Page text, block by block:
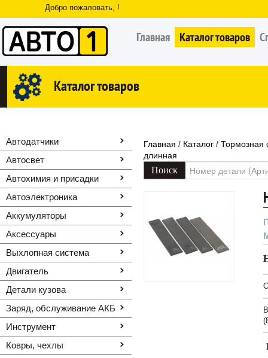
Добро пожаловать, !
Главная Каталог товаров
Каталог товаров
Автодатчики
Автосвет
Автохимия и присадки
Автоэлектроника
Аккумуляторы
Аксессуары
Выхлопная система
Двигатель
Детали кузова
Заряд, обслуживание АКБ
Инструмент
Ковры, чехлы
Главная / Каталог / Тормозная
длинная